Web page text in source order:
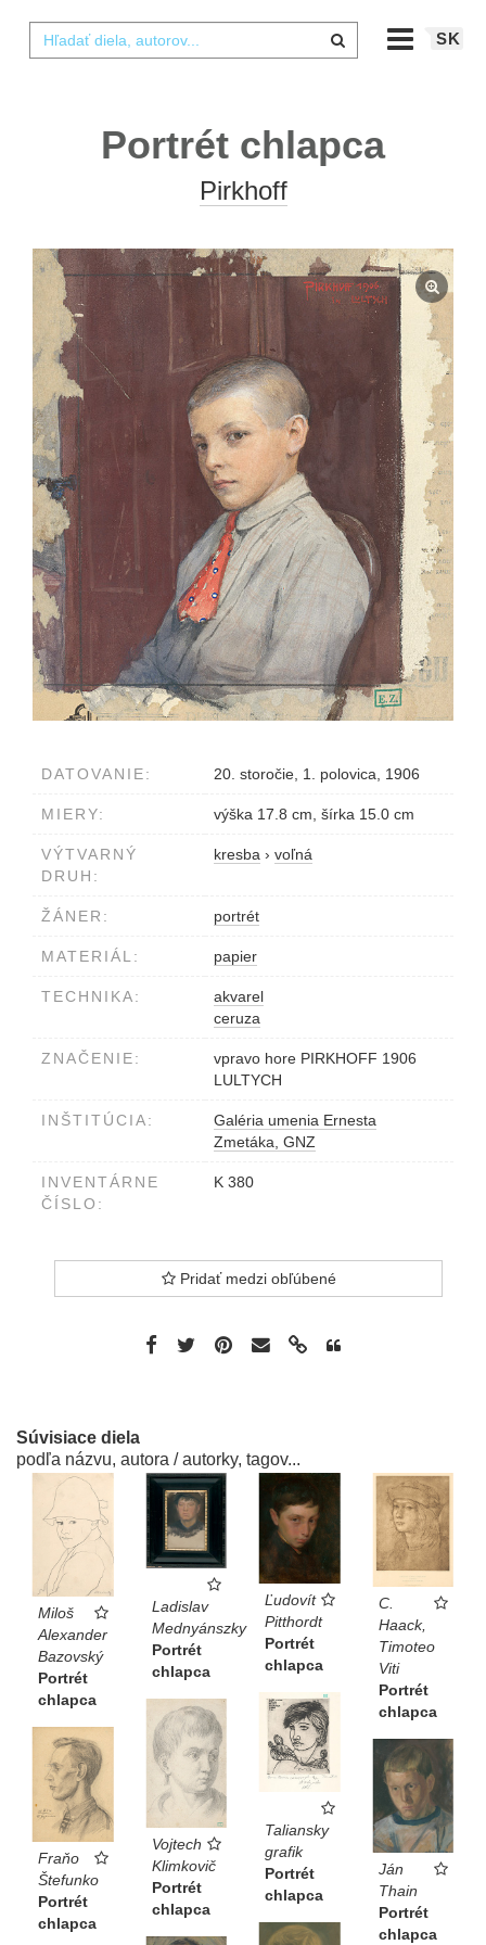
SK
Portrét chlapca
Pirkhoff
DATOVANIE: 20. storočie, 1. polovica, 1906
MIERY: výška 17.8 cm, šírka 15.0 cm
VÝTVARNÝ
DRUH:
kresba › voľná
ŽÁNER: portrét
MATERIÁL: papier
TECHNIKA:
akvarel
ceruza
ZNAČENIE:
vpravo hore PIRKHOFF 1906
LULTYCH
INŠTITÚCIA:
Galéria umenia Ernesta
Zmetáka, GNZ
INVENTÁRNE
ČÍSLO:
K 380
Pridať medzi obľúbené
Súvisiace diela
podľa názvu, autora / autorky, tagov...
Miloš
Alexander
Bazovský
Portrét
chlapca
Ladislav
Mednyánszky
Portrét
chlapca
Ľudovít
Pitthordt
Portrét
chlapca
C.
Haack,
Timoteo
Viti
Portrét
chlapca
Taliansky
grafik
Portrét
chlapca
Vojtech
Klimkovič
Portrét
chlapca
Fraňo
Štefunko
Portrét
chlapca
Ján
Thain
Portrét
chlapca